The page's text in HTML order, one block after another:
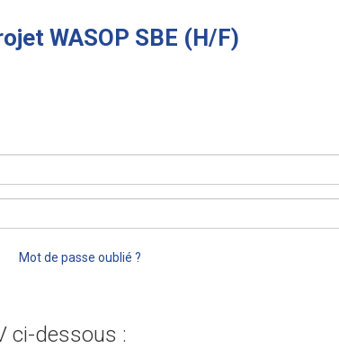
WASOP SBE (H/F)
Mot de passe oublié ?
ci-dessous :